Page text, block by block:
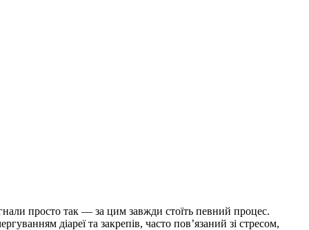
просто так — за цим завжди стоїть певний процес.
діареї та закрепів, часто пов’язаний зі стресом,